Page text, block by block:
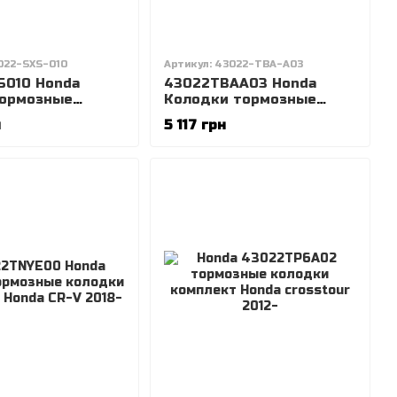
SXS-010
Honda
Honda
Артикул: 43022-TBA-A03
43022TBAA03 Honda
Колодки тормозные
задние, комплект Honda
CIVIC 2017-2022
5 117 грн